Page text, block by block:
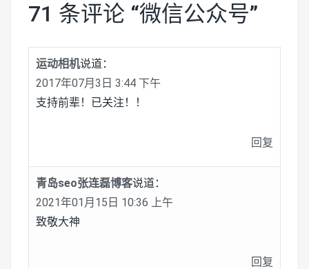
71 条评论 “微信公众号”
运动相机说道：
2017年07月3日 3:44 下午
支持前辈！已关注！！
回复
青岛seo张连磊博客说道：
2021年01月15日 10:36 上午
致敬大神
回复